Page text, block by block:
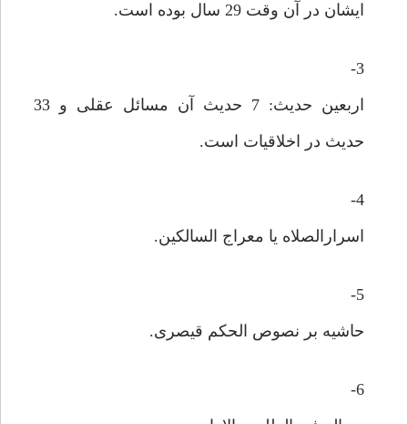
ایشان در آن وقت 29 سال بوده است.
3-
اربعین حدیث: 7 حدیث آن مسائل عقلی و 33
حدیث در اخلاقیات است.
4-
اسرارالصلاه یا معراج السالکین.
5-
حاشیه بر نصوص الحکم قیصری.
6-